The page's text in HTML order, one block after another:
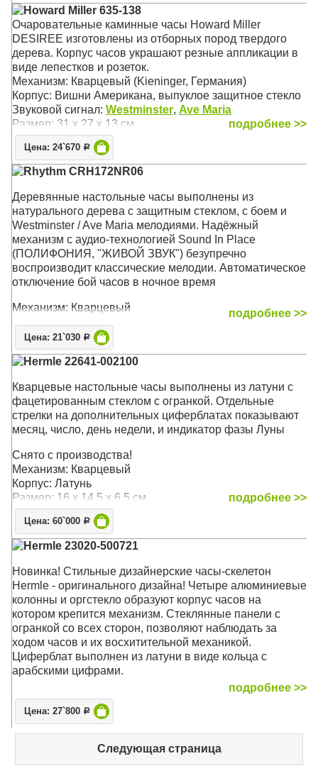
Howard Miller 635-138
Очаровательные каминные часы Howard Miller
DESIREE изготовлены из отборных пород твердого
дерева. Корпус часов украшают резные аппликации в
виде лепестков и розеток.
Механизм: Кварцевый (Kieninger, Германия)
Корпус: Вишни Американа, выпуклое защитное стекло
Звуковой сигнал: Westminster, Ave Maria
Размер: 31 х 27 х 13 см
подробнее >>
Цена: 24`670 Р
Rhythm CRH172NR06
Деревянные настольные часы выполнены из
натурального дерева с защитным стеклом, c боем и
Westminster / Ave Maria мелодиями. Надёжный
механизм с аудио-технологией Sound In Place
(ПОЛИФОНИЯ, "ЖИВОЙ ЗВУК") безупречно
воспроизводит классические мелодии. Автоматическое
отключение бой часов в ночное время
Механизм: Кварцевый
Корпус: Натуральное дерево, защитное стекло
Звуковой сигнал: Мелодия Westminster, Ave Maria, Бим-
бом
Размер: 31 x 23,4 x 12,1 см
подробнее >>
Цена: 21`030 Р
Hermle 22641-002100
Кварцевые настольные часы выполнены из латуни с
фацетированным стеклом с огранкой. Отдельные
стрелки на дополнительных циферблатах показывают
месяц, число, день недели, и индикатор фазы Луны
Снято с производства!
Механизм: Кварцевый
Корпус: Латунь
Размер: 16 х 14,5 х 6,5 см
подробнее >>
Цена: 60`000 Р
Hermle 23020-500721
Новинка! Стильные дизайнерские часы-скелетон
Hermle - оригинального дизайна! Четыре алюминиевые
колонны и оргстекло образуют корпус часов на
котором крепится механизм. Стеклянные панели с
огранкой со всех сторон, позволяют наблюдать за
ходом часов и их восхитительной механикой.
Циферблат выполнен из латуни в виде кольца с
арабскими цифрами.
Механизм: Механический
Корпус: Латунь, алюминий
Размер: 19,5 х 11 х 6 см
подробнее >>
Цена: 27`800 Р
Следующая страница